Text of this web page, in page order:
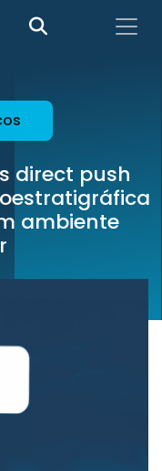
direct push
ambiente